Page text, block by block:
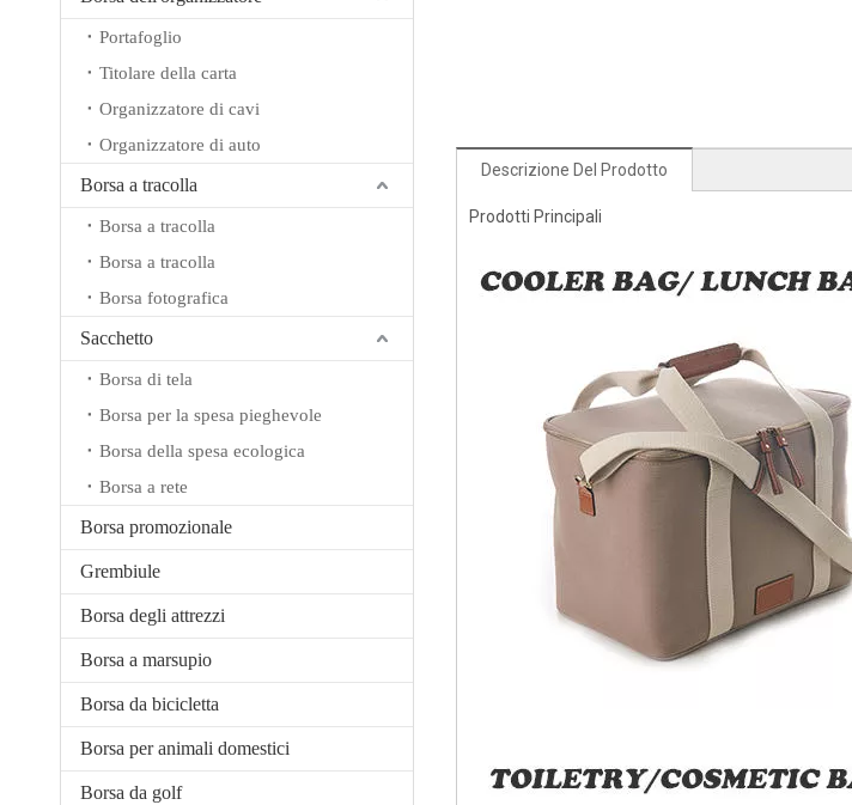
Portafoglio
Titolare della carta
Organizzatore di cavi
Organizzatore di auto
Borsa a tracolla
Borsa a tracolla
Borsa a tracolla
Borsa fotografica
Sacchetto
Borsa di tela
Borsa per la spesa pieghevole
Borsa della spesa ecologica
Borsa a rete
Borsa promozionale
Grembiule
Borsa degli attrezzi
Borsa a marsupio
Borsa da bicicletta
Borsa per animali domestici
Borsa da golf
Descrizione Del Prodotto
Prodotti Principali